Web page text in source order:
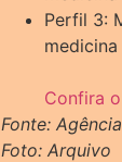
Perfil 3:
Confira
Fonte:
Foto: Arquivo